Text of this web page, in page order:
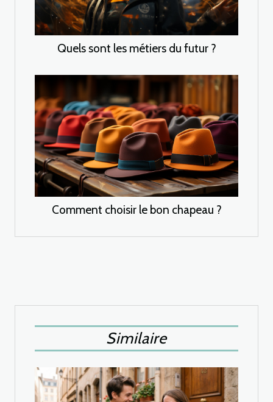
Quels sont les métiers du futur ?
Comment choisir le bon chapeau ?
Similaire